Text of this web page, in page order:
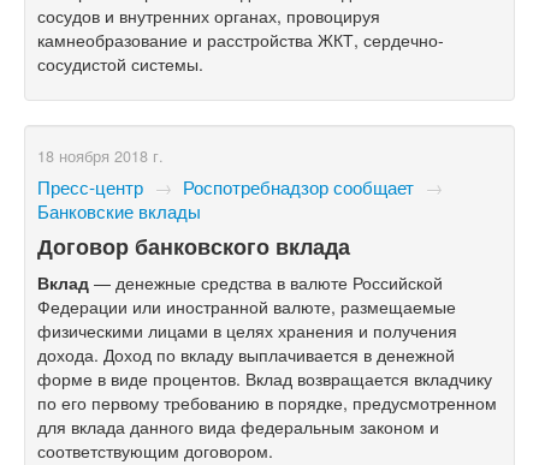
сосудов и внутренних органах, провоцируя
камнеобразование и расстройства ЖКТ, сердечно-
сосудистой системы.
18 ноября 2018 г.
Пресс-центр → Роспотребнадзор сообщает →
Банковские вклады
Договор банковского вклада
Вклад — денежные средства в валюте Российской
Федерации или иностранной валюте, размещаемые
физическими лицами в целях хранения и получения
дохода. Доход по вкладу выплачивается в денежной
форме в виде процентов. Вклад возвращается вкладчику
по его первому требованию в порядке, предусмотренном
для вклада данного вида федеральным законом и
соответствующим договором.